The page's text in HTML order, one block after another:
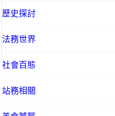
歷史探討
法務世界
社會百態
站務相關